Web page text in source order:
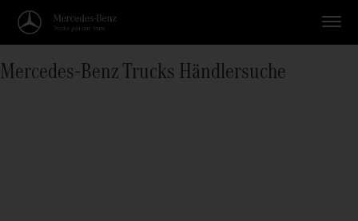
Mercedes‑Benz Trucks Händlersuche